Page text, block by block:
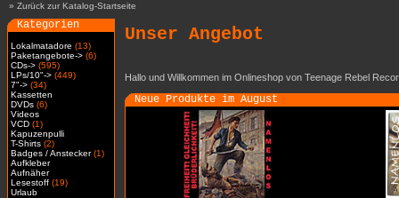
» Zurück zur Katalog-Startseite
Kategorien
Lokalmatadore (13)
Paketangebote-> (6)
CDs-> (595)
LPs/10"-> (449)
7"-> (34)
Kassetten
DVDs (6)
Videos
VCD (1)
Kapuzenpulli
T-Shirts (2)
Badges / Anstecker(1)
Aufkleber
Aufnäher
Lesestoff (19)
Urlaub
Unser Angebot
Hallo und Willkommen im Onlineshop von Teenage Rebel
Neue Produkte im August